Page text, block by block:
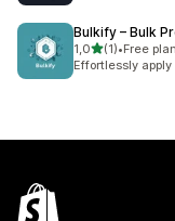
Bulkify – Bulk
1,0/ 5 tähteä
(1)
1 arvostelua
•Free
Effortlessly